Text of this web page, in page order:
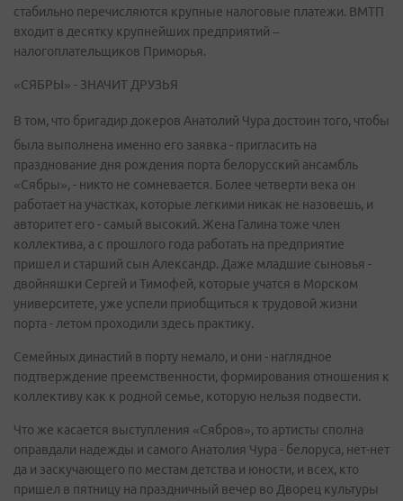
стабильно перечисляются крупные налоговые платежи. ВМТП
входит в десятку крупнейших предприятий –
налогоплательщиков Приморья.
«СЯБРЫ» - ЗНАЧИТ ДРУЗЬЯ
В том, что бригадир докеров Анатолий Чура достоин того, чтобы
была выполнена именно его заявка - пригласить на
празднование дня рождения порта белорусский ансамбль
«Сябры», - никто не сомневается. Более четверти века он
работает на участках, которые легкими никак не назовешь, и
авторитет его - самый высокий. Жена Галина тоже член
коллектива, а с прошлого года работать на предприятие
пришел и старший сын Александр. Даже младшие сыновья -
двойняшки Сергей и Тимофей, которые учатся в Морском
университете, уже успели приобщиться к трудовой жизни
порта - летом проходили здесь практику.
Семейных династий в порту немало, и они - наглядное
подтверждение преемственности, формирования отношения к
коллективу как к родной семье, которую нельзя подвести.
Что же касается выступления «Сябров», то артисты сполна
оправдали надежды и самого Анатолия Чура - белоруса, нет-нет
да и заскучающего по местам детства и юности, и всех, кто
пришел в пятницу на праздничный вечер во Дворец культуры